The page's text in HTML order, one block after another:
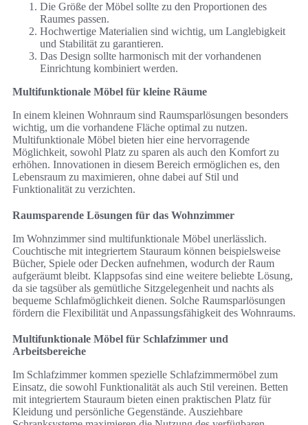
Die Größe der Möbel sollte zu den Proportionen des
Raumes passen.
Hochwertige Materialien sind wichtig, um Langlebigkeit
und Stabilität zu garantieren.
Das Design sollte harmonisch mit der vorhandenen
Einrichtung kombiniert werden.
Multifunktionale Möbel für kleine Räume
In einem kleinen Wohnraum sind Raumsparlösungen besonders
wichtig, um die vorhandene Fläche optimal zu nutzen.
Multifunktionale Möbel bieten hier eine hervorragende
Möglichkeit, sowohl Platz zu sparen als auch den Komfort zu
erhöhen. Innovationen in diesem Bereich ermöglichen es, den
Lebensraum zu maximieren, ohne dabei auf Stil und
Funktionalität zu verzichten.
Raumsparende Lösungen für das Wohnzimmer
Im Wohnzimmer sind multifunktionale Möbel unerlässlich.
Couchtische mit integriertem Stauraum können beispielsweise
Bücher, Spiele oder Decken aufnehmen, wodurch der Raum
aufgeräumt bleibt. Klappsofas sind eine weitere beliebte Lösung,
da sie tagsüber als gemütliche Sitzgelegenheit und nachts als
bequeme Schlafmöglichkeit dienen. Solche Raumsparlösungen
fördern die Flexibilität und Anpassungsfähigkeit des Wohnraums.
Multifunktionale Möbel für Schlafzimmer und
Arbeitsbereiche
Im Schlafzimmer kommen spezielle Schlafzimmermöbel zum
Einsatz, die sowohl Funktionalität als auch Stil vereinen. Betten
mit integriertem Stauraum bieten einen praktischen Platz für
Kleidung und persönliche Gegenstände. Ausziehbare